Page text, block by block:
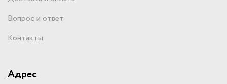
Вопрос и ответ
Контакты
Адрес